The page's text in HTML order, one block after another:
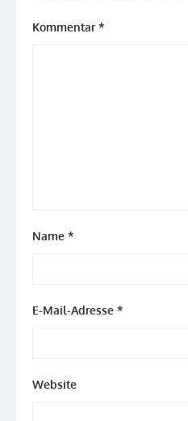
Kommentar*
Name *
E-Mail-Adresse *
Website